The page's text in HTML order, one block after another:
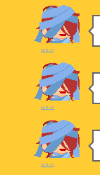
ゆきの
ゆきの
ゆきの